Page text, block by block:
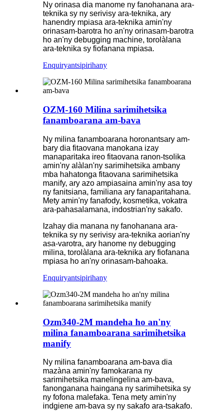
Ny orinasa dia manome ny fanohanana ara-
teknika sy ny serivisy ara-teknika, ary
hanendry mpiasa ara-teknika amin'ny
orinasam-barotra ho an'ny orinasam-barotra
ho an'ny debugging machine, torolàlana
ara-teknika sy fiofanana mpiasa.
Enquiryantsipirihany
OZM-160 Milina sarimihetsika
fanamboarana am-bava
Ny milina fanamboarana horonantsary am-
bary dia fitaovana manokana izay
manaparitaka ireo fitaovana ranon-tsolika
amin'ny alàlan'ny sarimihetsika ambany
mba hahatonga fitaovana sarimihetsika
manify, ary azo ampiasaina amin'ny asa toy
ny fanitsiana, familiana ary fanaparitahana.
Mety amin'ny fanafody, kosmetika, vokatra
ara-pahasalamana, indostrian'ny sakafo.
Izahay dia manana ny fanohanana ara-
teknika sy ny serivisy ara-teknika aorian'ny
asa-varotra, ary hanome ny debugging
milina, torolàlana ara-teknika ary fiofanana
mpiasa ho an'ny orinasam-bahoaka.
Enquiryantsipirihany
Ozm340-2M mandeha ho an'ny
milina fanamboarana sarimihetsika
manify
Ny milina fanamboarana am-bava dia
mazàna amin'ny famokarana ny
sarimihetsika manelingelina am-bava,
fanonganana haingana ny sarimihetsika sy
ny fofona malefaka. Tena mety amin'ny
indgiene am-bava sy ny sakafo ara-tsakafo.